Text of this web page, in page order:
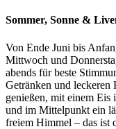
Sommer, Sonne &
Von Ende Juni bis
Mittwoch und
abends für beste
Getränken und leckeren
genießen, mit einem Eis
und im Mittelpunkt ein
freiem Himmel – das ist